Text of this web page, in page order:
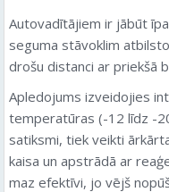
Autovadītājiem ir jābūt
seguma stāvoklim
drošu distanci ar priekšā
Apledojums izveidojies
temperatūras (-12 līdz -
satiksmi, tiek veikti
kaisa un apstrādā ar
maz efektīvi, jo vējš